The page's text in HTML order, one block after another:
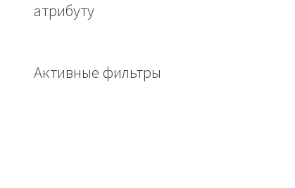
атрибуту
Активные фильтры